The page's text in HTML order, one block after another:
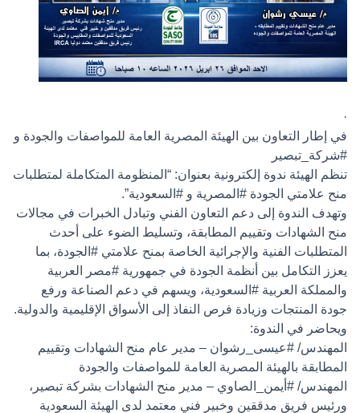
·
في إطار التعاون بين الهيئة المصرية العامة للمواصفات والجودة و
#شركة_تبصير
تنظم الهيئة ندوة إلكترونية بعنوان: “المنظومة المتكاملة لمتطلبات
منح علامتي الجودة #المصرية و #السعودية”.
وتهدف الندوة إلى دعم التعاون الفني وتبادل الخبرات في مجالات
منح الشهادات وتقييم المطابقة، وتسليط الضوء على أحدث
المتطلبات الفنية والإجرائية الخاصة بمنح علامتي #الجودة، بما
يعزز التكامل بين أنظمة الجودة في جمهورية #مصر
العربية
والمملكة العربية #السعودية، ويسهم في دعم الصناعة ورفع
جودة المنتجات وزيادة فرص النفاذ إلى الأسواق الإقليمية والدولية.
ويحاضر في الندوة:
المهندس/ #عيسى_رشوان – مدير عام منح الشهادات وتقييم
المطابقة بالهيئة المصرية العامة للمواصفات والجودة
المهندس/ #أيمن_الصاوي – مدير منح الشهادات بشركة تبصير،
ورئيس فريق مدققين وخبير فني معتمد لدى الهيئة السعودية